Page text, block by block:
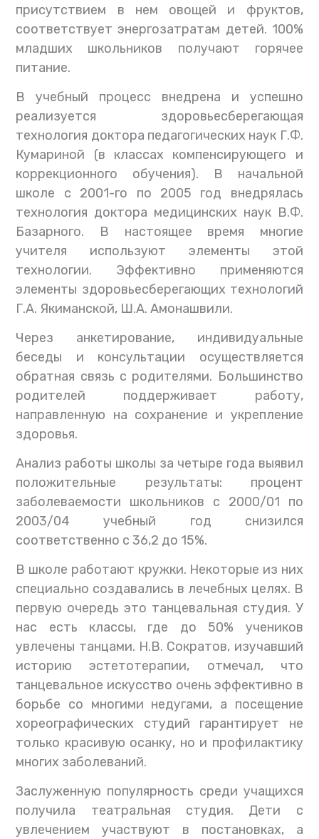
присутствием в нем овощей и фруктов,
соответствует энергозатратам детей. 100%
младших школьников получают горячее
питание.
В учебный процесс внедрена и успешно
реализуется здоровьесберегающая
технология доктора педагогических наук Г.Ф.
Кумариной (в классах компенсирующего и
коррекционного обучения). В начальной
школе с 2001-го по 2005 год внедрялась
технология доктора медицинских наук В.Ф.
Базарного. В настоящее время многие
учителя используют элементы этой
технологии. Эффективно применяются
элементы здоровьесберегающих технологий
Г.А. Якиманской, Ш.А. Амонашвили.
Через анкетирование, индивидуальные
беседы и консультации осуществляется
обратная связь с родителями. Большинство
родителей поддерживает работу,
направленную на сохранение и укрепление
здоровья.
Анализ работы школы за четыре года выявил
положительные результаты: процент
заболеваемости школьников с 2000/01 по
2003/04 учебный год снизился
соответственно с 36,2 до 15%.
В школе работают кружки. Некоторые из них
специально создавались в лечебных целях. В
первую очередь это танцевальная студия. У
нас есть классы, где до 50% учеников
увлечены танцами. Н.В. Сократов, изучавший
историю эстетотерапии, отмечал, что
танцевальное искусство очень эффективно в
борьбе со многими недугами, а посещение
хореографических студий гарантирует не
только красивую осанку, но и профилактику
многих заболеваний.
Заслуженную популярность среди учащихся
получила театральная студия. Дети с
увлечением участвуют в постановках, а